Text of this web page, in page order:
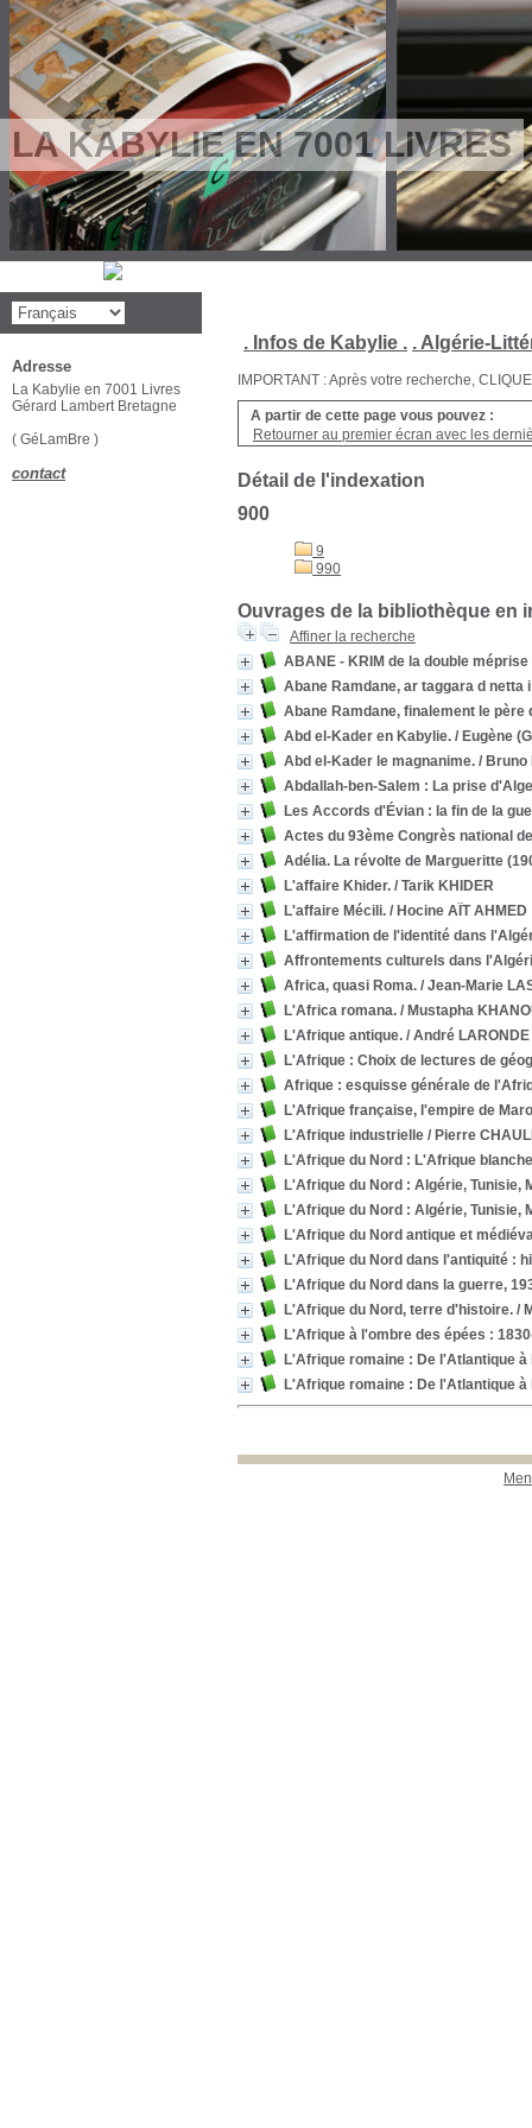
LA KABYLIE EN 7001 LIVRES
. Infos de Kabylie . . Algérie-
IMPORTANT : Après votre recherche,
A partir de cette page vous pouvez :
Retourner au premier écran avec les
Détail de l'indexation
900
9
990
Ouvrages de la bibliothèque en
Affiner la recherche
ABANE - KRIM de la double
Abane Ramdane, ar taggara d netta
Abane Ramdane, finalement le père
Abd el-Kader en Kabylie. / Eugène
Abd el-Kader le magnanime. / Bruno
Abdallah-ben-Salem : La prise
Les Accords d'Évian : la fin de la
Actes du 93ème Congrès national
Adélia. La révolte de Margueritte
L'affaire Khider. / Tarik KHIDER
L'affaire Mécili. / Hocine AÏT AHMED
L'affirmation de l'identité dans
Affrontements culturels dans
Africa, quasi Roma. / Jean-Marie
L'Africa romana. / Mustapha
L'Afrique antique. / André LARONDE
L'Afrique : Choix de lectures de
Afrique : esquisse générale de
L'Afrique française, l'empire de
L'Afrique industrielle / Pierre
L'Afrique du Nord : L'Afrique
L'Afrique du Nord : Algérie, Tunisie,
L'Afrique du Nord : Algérie, Tunisie,
L'Afrique du Nord antique et
L'Afrique du Nord dans l'antiquité :
L'Afrique du Nord dans la guerre,
L'Afrique du Nord, terre d'histoire. /
L'Afrique à l'ombre des épées :
L'Afrique romaine : De l'Atlantique à
L'Afrique romaine : De l'Atlantique à
Adresse
La Kabylie en 7001 Livres
Gérard Lambert Bretagne
( GéLamBre )
contact